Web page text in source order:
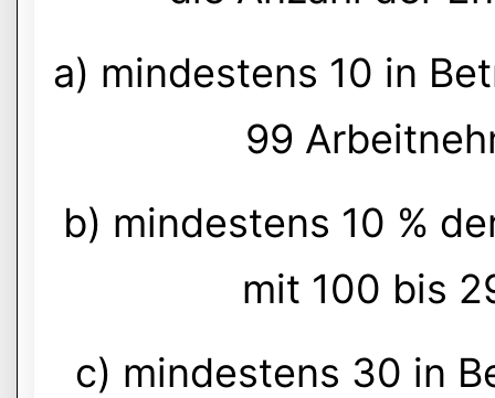
a) mindestens 10 in
99
b) mindestens 10 %
mit 100 bis
c) mindestens 30 in